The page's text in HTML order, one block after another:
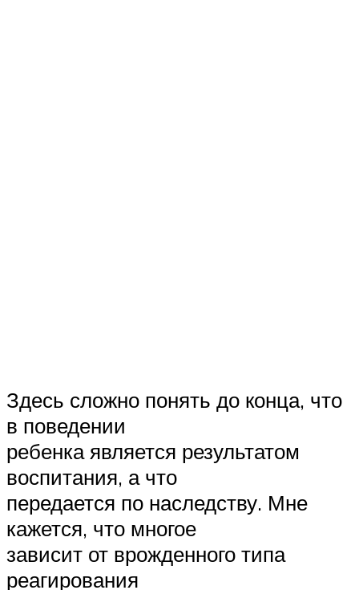
Здесь сложно понять до конца, что
в поведении
ребенка является результатом
воспитания, а что
передается по наследству. Мне
кажется, что многое
зависит от врожденного типа
реагирования